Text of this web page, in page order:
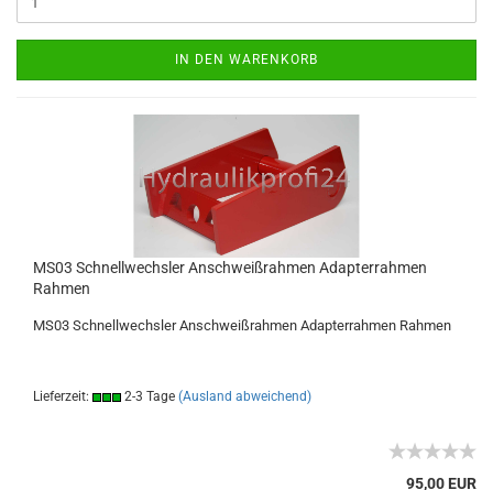
IN DEN WARENKORB
MS03 Schnellwechsler Anschweißrahmen Adapterrahmen
Rahmen
MS03 Schnellwechsler Anschweißrahmen Adapterrahmen Rahmen
Lieferzeit: 2-3 Tage (Ausland abweichend)
95,00 EUR